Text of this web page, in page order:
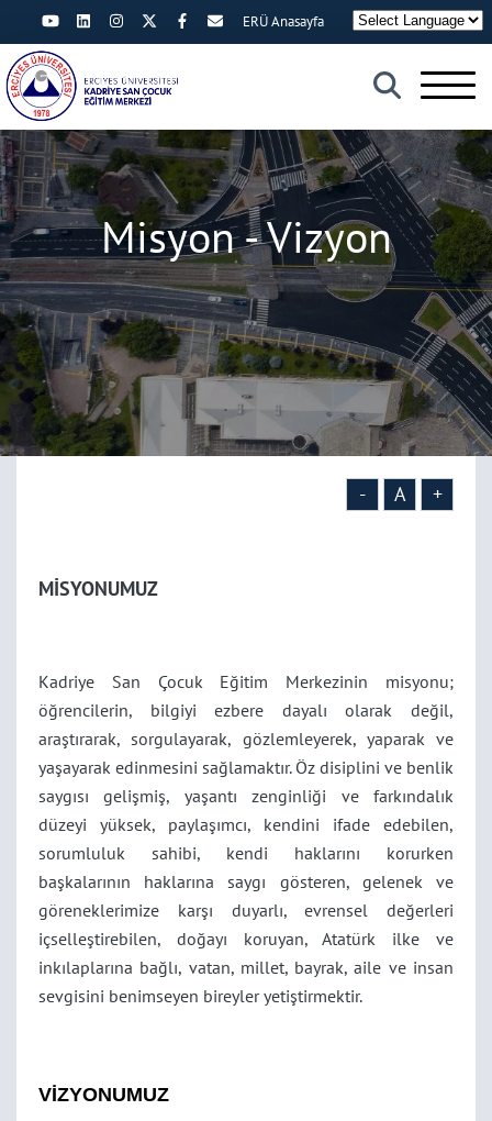
×
ERÜ Anasayfa
Misyon - Vizyon
- A +
MİSYONUMUZ
Kadriye San Çocuk Eğitim Merkezinin misyonu;
öğrencilerin, bilgiyi ezbere dayalı olarak değil,
araştırarak, sorgulayarak, gözlemleyerek, yaparak ve
yaşayarak edinmesini sağlamaktır. Öz disiplini ve benlik
saygısı gelişmiş, yaşantı zenginliği ve farkındalık
düzeyi yüksek, paylaşımcı, kendini ifade edebilen,
sorumluluk sahibi, kendi haklarını korurken
başkalarının haklarına saygı gösteren, gelenek ve
göreneklerimize karşı duyarlı, evrensel değerleri
içselleştirebilen, doğayı koruyan, Atatürk ilke ve
inkılaplarına bağlı, vatan, millet, bayrak, aile ve insan
sevgisini benimseyen bireyler yetiştirmektir.
VİZYONUMUZ